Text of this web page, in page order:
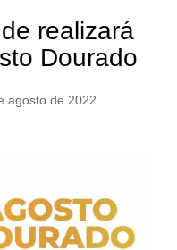
realizará
Dourado
agosto de 2022